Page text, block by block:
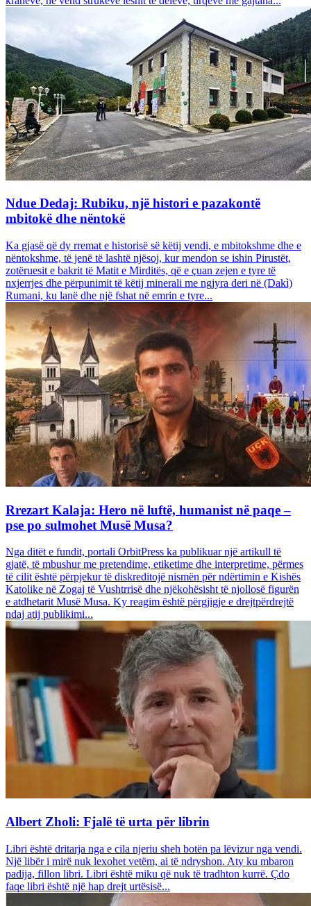
Ndue Dedaj: Rubiku, një histori e pazakontë
mbitokë dhe nëntokë
Ka gjasë që dy rremat e historisë së këtij vendi, e mbitokshme dhe e
nëntokshme, të jenë të lashtë njësoj, kur mendon se ishin Pirustët,
zotëruesit e bakrit të Matit e Mirditës, që e çuan zejen e tyre të
nxjerrjes dhe përpunimit të këtij minerali me ngjyra deri në (Dakì)
Rumani, ku lanë dhe një fshat në emrin e tyre...
Rrezart Kalaja: Hero në luftë, humanist në paqe –
pse po sulmohet Musë Musa?
Nga ditët e fundit, portali OrbitPress ka publikuar një artikull të
gjatë, të mbushur me pretendime, etiketime dhe interpretime, përmes
të cilit është përpjekur të diskreditojë nismën për ndërtimin e Kishës
Katolike në Zogaj të Vushtrrisë dhe njëkohësisht të njollosë figurën
e atdhetarit Musë Musa. Ky reagim është përgjigje e drejtpërdrejtë
ndaj atij publikimi...
Albert Zholi: Fjalë të urta për librin
Libri është dritarja nga e cila njeriu sheh botën pa lëvizur nga vendi.
Një libër i mirë nuk lexohet vetëm, ai të ndryshon. Aty ku mbaron
padija, fillon libri. Libri është miku që nuk të tradhton kurrë. Çdo
faqe libri është një hap drejt urtësisë...